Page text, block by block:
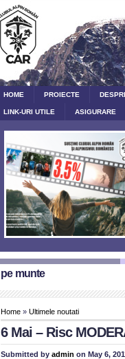
HOME PROIECTE
LINK-URI UTILE ASIGURARE
pe munte
Home » Ultimele noutati
6 Mai – Risc
Submitted by admin on May 6,